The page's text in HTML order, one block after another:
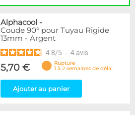
Alphacool -
Coude 90° pour Tuyau Rigide
13mm - Argent
4.8/5 - 4 avis
5,70 €
Rupture
1 à 2 semaines de délai
Ajouter au panier